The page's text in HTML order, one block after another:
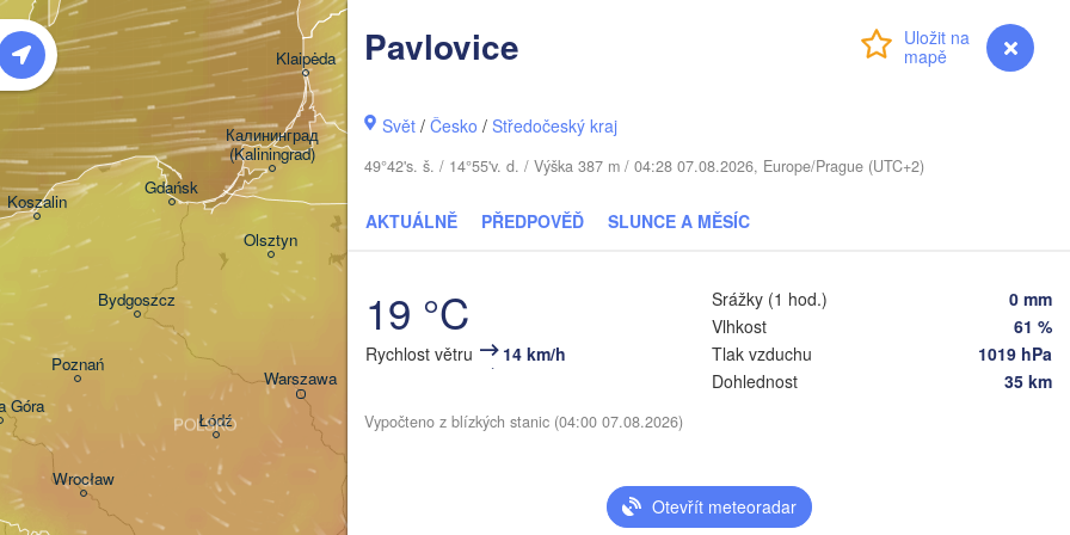
myVentusky Předpověď
Pavlovice
Svět /Česko /Středočeský kraj
49°42's. š. / 14°55'v. d. / Výška 387 m / 04:28 07.08.2026, Europe/Prague (UTC+2)
AKTUÁLNĚ PŘEDPOVĚĎ SLUNCE A MĚSÍC
19 °C
Rychlost větru 14 km/h
Srážky (1 hod.)
0 mm
Vlhkost
61 %
Tlak vzduchu
1019 hPa
Dohlednost
35 km
Vypočteno z blízkých stanic (04:00 07.08.2026)
Otevřít meteoradar
Warszawa
Łódź
Wrocław
Poznań
Olsztyn
Koszalin
Klaipėda
Góra
Gdańsk
Калининград
(Kaliningrad)
Bydgoszcz
POLSKO
Šiauliai
Київ
(Minsk)
Vilnius
(Babrujsk)
(Rivne)
Мазыр
(Mazyr)
Гродна
(Bryansk)